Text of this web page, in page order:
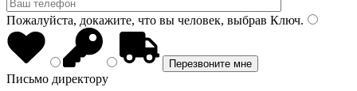
Пожалуйста, докажите, что вы человек, выбрав Ключ.
Письмо директору